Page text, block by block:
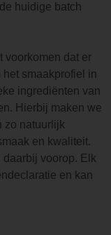
huidige batch
voorkomen dat er
het smaakprofiel in
ingrediënten van
Hierbij maken we
zo natuurlijk
en kwaliteit.
daarbij voorop. Elk
en kan